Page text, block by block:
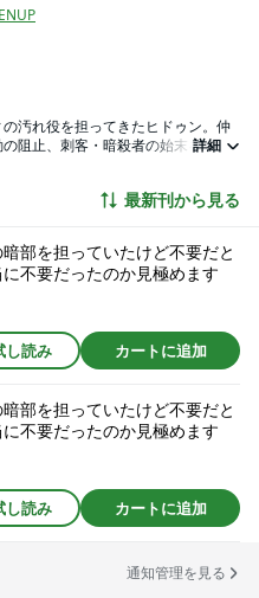
汚れ役を担ってきたヒドゥン。仲
阻止、刺客・暗殺者の始末を実行
ドゥンは新たな人生を始めるため
て、ボスとして組織を統率する彼
ながらも幸せな私生活を過ごして
パーティは詐欺被害や資金難に直
悪では語れないダークヒーロー
ファンタジー！書籍化に伴い、書
記録」も収録！
詳細
最新刊から見る
部を担っていたけど不要だと
不要だったのか見極めます
し読み カートに追加
部を担っていたけど不要だと
不要だったのか見極めます
し読み カートに追加
通知管理を見る